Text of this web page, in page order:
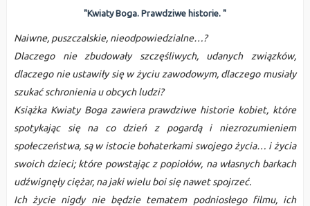
"Kwiaty Boga. Prawdziwe historie. "
Naiwne, puszczalskie, nieodpowiedzialne…?
Dlaczego nie zbudowały szczęśliwych, udanych związków,
dlaczego nie ustawiły się w życiu zawodowym, dlaczego musiały
szukać schronienia u obcych ludzi?
Książka Kwiaty Boga zawiera prawdziwe historie kobiet, które
spotykając się na co dzień z pogardą i niezrozumieniem
społeczeństwa, są w istocie bohaterkami swojego życia… i życia
swoich dzieci; które powstając z popiołów, na własnych barkach
udźwignęły ciężar, na jaki wielu boi się nawet spojrzeć.
Ich życie nigdy nie będzie tematem podniosłego filmu, ich